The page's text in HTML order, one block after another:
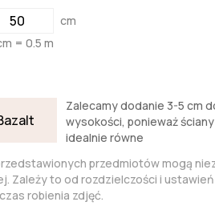
cm
= 0.5 m
Zalecamy dodanie 3-5 cm
wysokości, ponieważ
idealnie równe
przedmiotów mogą
Zależy to od rozdzielczości i
robienia zdjęć.